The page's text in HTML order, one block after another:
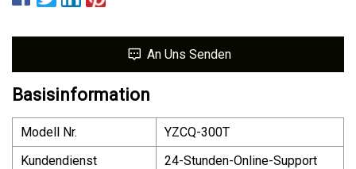
An Uns Senden
Basisinformation
Modell Nr.
YZCQ-300T
Kundendienst
24-Stunden-Online-Support